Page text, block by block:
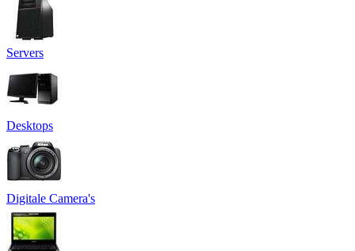
Servers
Desktops
Digitale Camera's